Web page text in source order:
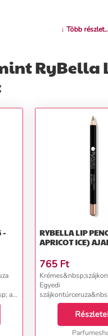
↓ Több
RyBella
-
a
RYBELLA LIP
765 Ft
Egyedi
RyBella olasz
hangsúlyozza és
formáját és